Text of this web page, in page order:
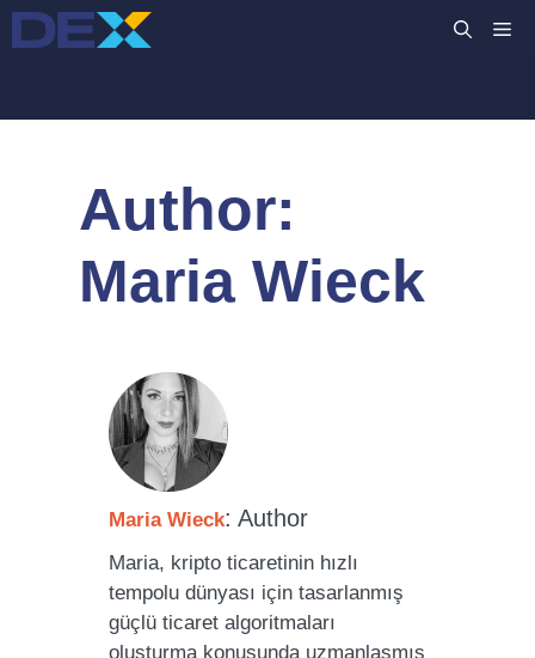
İçeriğe
atla
Author:
Maria Wieck
Maria Wieck: Author
Maria, kripto ticaretinin hızlı
tempolu dünyası için tasarlanmış
güçlü ticaret algoritmaları
oluşturma konusunda uzmanlaşmış